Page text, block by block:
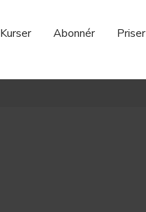
Kurser Abonnér Priser